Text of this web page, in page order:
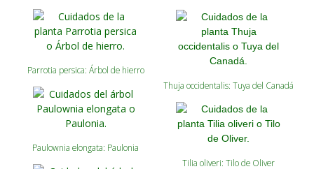
Parrotia persica: Árbol de hierro
Paulownia elongata: Paulonia
Thuja occidentalis: Tuya del Canadá
Tilia oliveri: Tilo de Oliver